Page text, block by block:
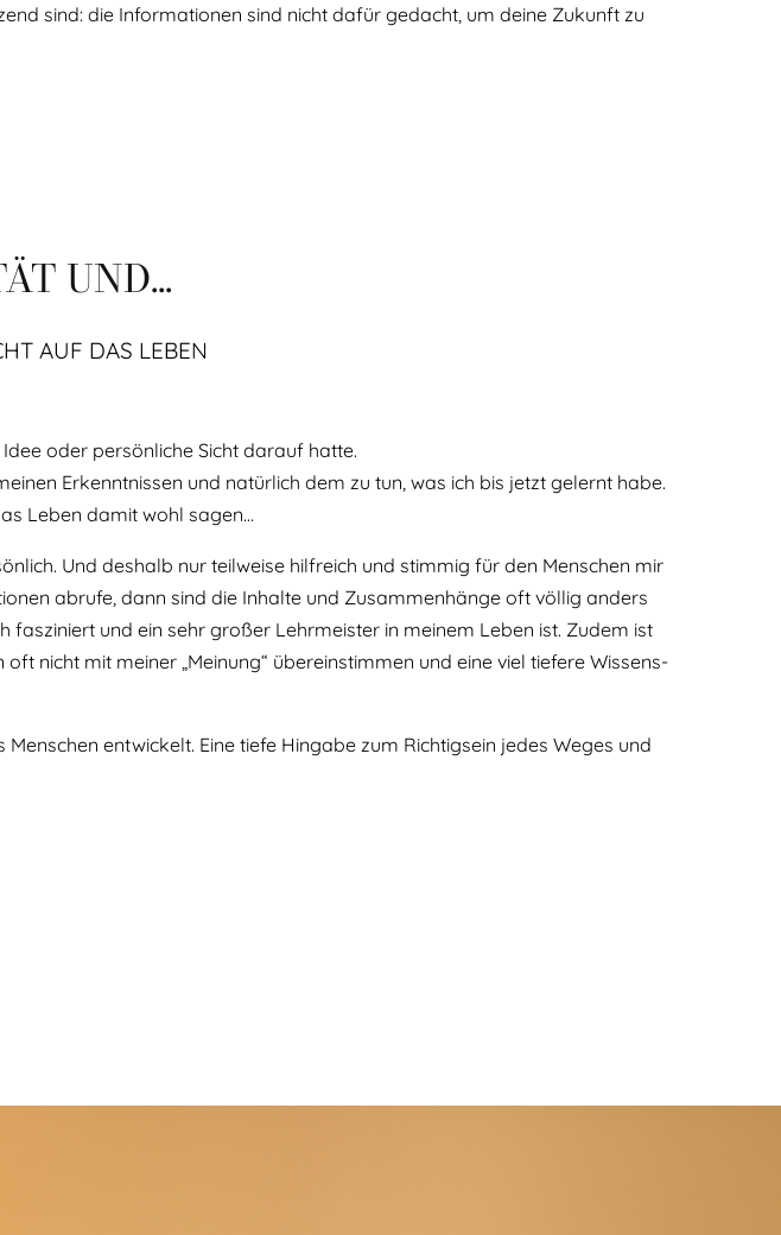
sind: die Informationen sind nicht dafür gedacht, um deine Zukunft zu
UND...
AUF DAS LEBEN
oder persönliche Sicht darauf hatte.
Erkenntnissen und natürlich dem zu tun, was ich bis jetzt gelernt habe.
Leben damit wohl sagen…
Und deshalb nur teilweise hilfreich und stimmig für den Menschen mir
abrufe, dann sind die Inhalte und Zusammenhänge oft völlig anders
fasziniert und ein sehr großer Lehrmeister in meinem Leben ist. Zudem ist
nicht mit meiner „Meinung“ übereinstimmen und eine viel tiefere Wissens-
entwickelt. Eine tiefe Hingabe zum Richtigsein jedes Weges und